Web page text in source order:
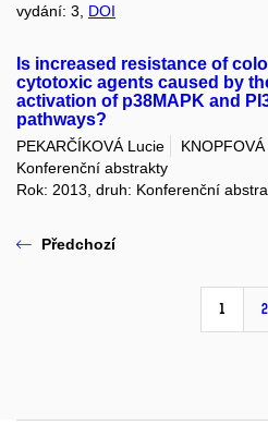
vydání: 3, DOI
Is increased resistance of
cytotoxic agents caused by
activation of p38MAPK and
pathways?
PEKARČÍKOVÁ Lucie
Konferenční abstrakty
Rok: 2013, druh: Konferenční
Předchozí
1 2